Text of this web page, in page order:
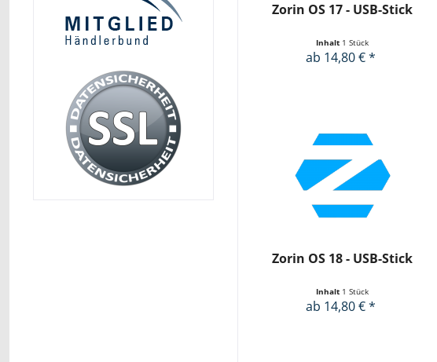
Zorin OS 17 - USB-Stick
Inhalt 1 Stück
ab 14,80 € *
Zorin OS 18 - USB-Stick
Inhalt 1 Stück
ab 14,80 € *